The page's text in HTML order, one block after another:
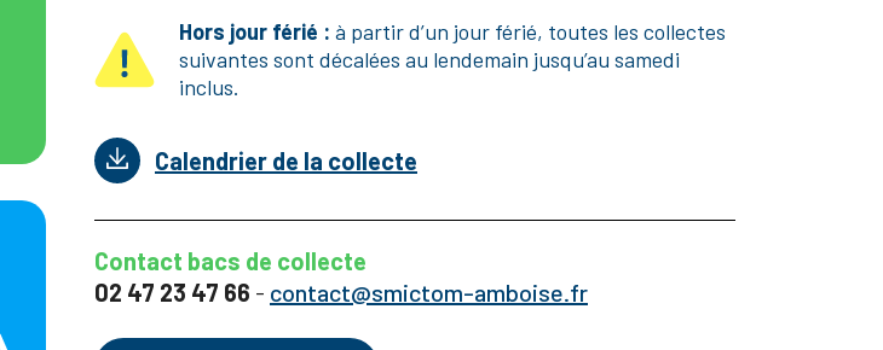
Hors jour férié : à partir d’un jour férié, toutes les collectes
suivantes sont décalées au lendemain jusqu’au samedi
inclus.
Calendrier de la collecte
Contact bacs de collecte
02 47 23 47 66 - contact@smictom-amboise.fr